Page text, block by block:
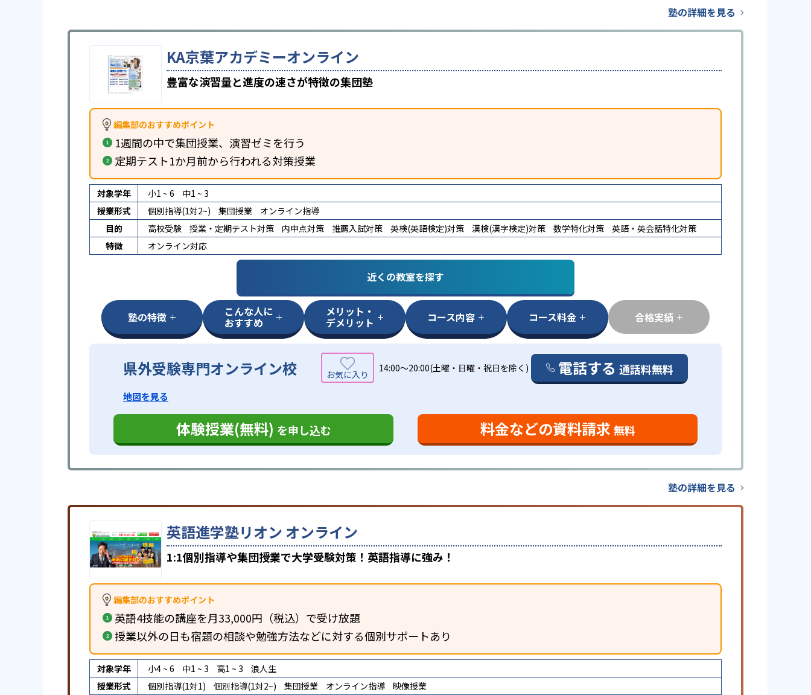
塾の詳細を見る
KA京葉アカデミーオンライン
豊富な演習量と進度の速さが特徴の集団塾
編集部のおすすめポイント
1週間の中で集団授業、演習ゼミを行う
定期テスト1か月前から行われる対策授業
対象学年 小1 ~ 6
中1 ~ 3
授業形式
個別指導(1対2~) 集団授業
オンライン指導
目的
高校受験 授業・定期テスト対策 内申点対策 推薦入試対策 英検(英語検定)対策 漢検(漢字検定)対策 数学特化対策
英語・英会話特化対策
特徴
オンライン対応
近くの教室を探す
塾の特徴 こんな人に
おすすめ
メリット・
デメリット コース内容 コース料金 合格実績
県外受験専門オンライン校 14:00～20:00(土曜・日曜・祝日を除く) 電話する 通話料無料
地図を見る
体験授業(無料) を申し込む 料金などの資料請求 無料
塾の詳細を見る
英語進学塾リオン オンライン
1:1個別指導や集団授業で大学受験対策！英語指導に強み！
編集部のおすすめポイント
英語4技能の講座を月33,000円（税込）で受け放題
授業以外の日も宿題の相談や勉強方法などに対する個別サポートあり
対象学年 小4 ~ 6 中1 ~ 3 高1 ~ 3
浪人生
授業形式
個別指導(1対1) 個別指導(1対2~) 集団授業 オンライン指導
映像授業